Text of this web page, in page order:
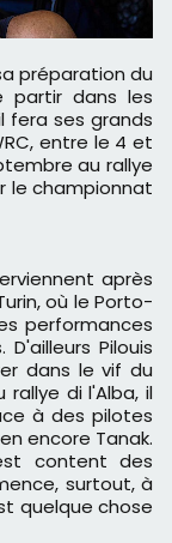
partir dans les
fera ses grands
entre le 4 et
au rallye
le championnat
après
où le Porto-
performances
Pilouis
dans le vif du
di l'Alba, il
à des pilotes
encore Tanak.
content des
surtout, à
quelque chose